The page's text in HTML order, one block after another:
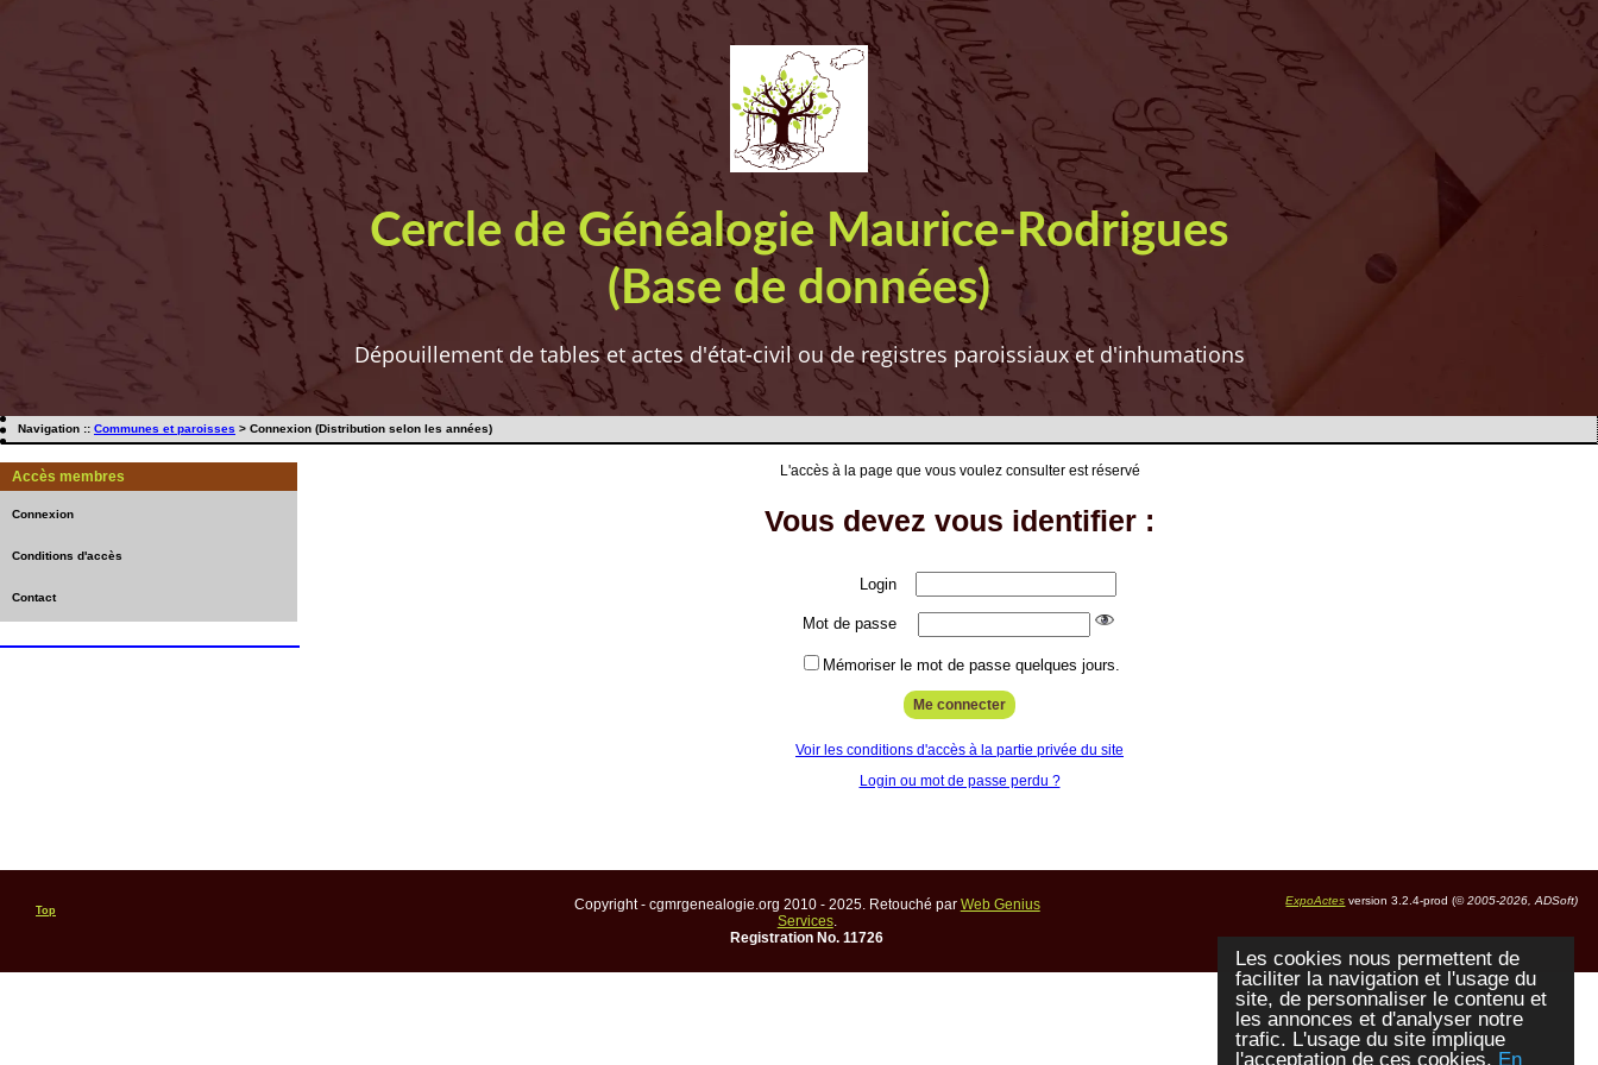
Les cookies nous permettent de
faciliter la navigation et l'usage du
site, de personnaliser le contenu et
les annonces et d'analyser notre
trafic. L'usage du site implique
l'acceptation de ces cookies. En
Cercle de Généalogie Maurice-Rodrigues
(Base de données)
Dépouillement de tables et actes d'état-civil ou de registres paroissiaux et d'inhumations
Navigation :: Communes et paroisses > Connexion (Distribution selon les années)
Accès membres
Connexion
Conditions d'accès
Contact
L'accès à la page que vous voulez consulter est réservé
Vous devez vous identifier :
Login
Mot de passe
Mémoriser le mot de passe quelques jours.
Voir les conditions d'accès à la partie privée du site
Login ou mot de passe perdu ?
Top Copyright - cgmrgenealogie.org 2010 - 2025. Retouché par Web Genius
Services.
Registration No. 11726
ExpoActes version 3.2.4-prod (©2005-2026, ADSoft)